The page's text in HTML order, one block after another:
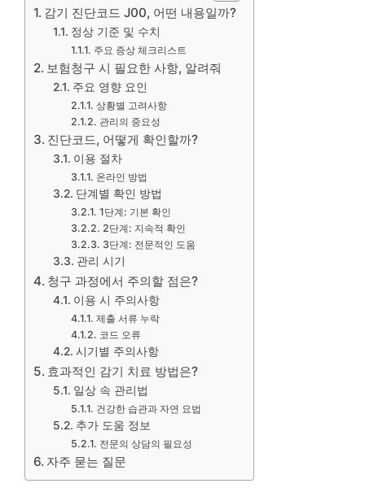
감기 진단코드 J00, 어떤 내용일까?
정상 기준 및 수치
주요 증상 체크리스트
보험청구 시 필요한 사항, 알려줘
주요 영향 요인
상황별 고려사항
관리의 중요성
진단코드, 어떻게 확인할까?
이용 절차
온라인 방법
단계별 확인 방법
1단계: 기본 확인
2단계: 지속적 확인
3단계: 전문적인 도움
관리 시기
청구 과정에서 주의할 점은?
이용 시 주의사항
제출 서류 누락
코드 오류
시기별 주의사항
효과적인 감기 치료 방법은?
일상 속 관리법
건강한 습관과 자연 요법
추가 도움 정보
전문의 상담의 필요성
자주 묻는 질문